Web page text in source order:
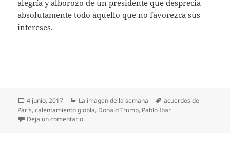
alegría y alborozo de un presidente que desprecia
absolutamente todo aquello que no favorezca sus
intereses.
Publicado
el
4 junio, 2017 Categorías
La imagen de la semana Etiquetas
acuerdos de
París,calentamiento globla, Donald Trump, Pablo Ibar
Deja un comentarioen La imagen de la semana: Trump incendia el